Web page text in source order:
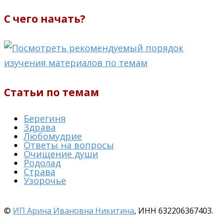
С чего начать?
Статьи по темам
Берегиня
Здрава
Любомудрие
Ответы на вопросы
Очищение души
Родолад
Страва
Узорочье
© ИП Арина Ивановна Никитина, ИНН 632206367403.